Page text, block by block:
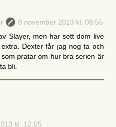
8 november 2013 kl. 08:55
Slayer, men har sett dom live
Dexter får jag nog ta och
pratar om hur bra serien är
bli.
kl. 12:05